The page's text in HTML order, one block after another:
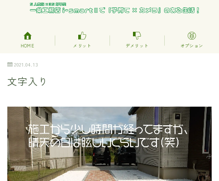
HOME メリット デメリット オプション
2021.04.13
文字入り